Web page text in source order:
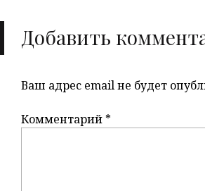
Добавить
Ваш адрес email не будет
Комментарий *